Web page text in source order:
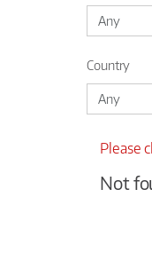
Country
Please
Not